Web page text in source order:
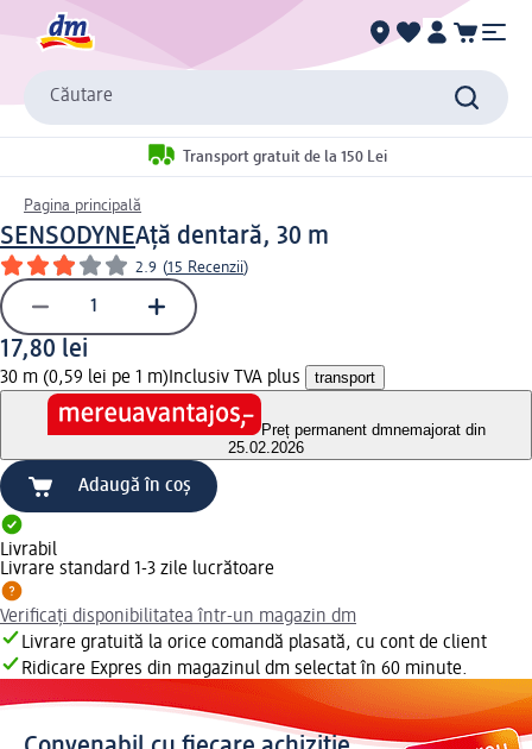
Căutare
Transport gratuit de la 150 Lei
Pagina principală
SENSODYNEAță dentară, 30 m
2.9 (15 Recenzii)
17,80 lei
30 m (0,59 lei pe 1 m) Inclusiv TVA plus transport
Preț permanent dmnemajorat din
25.02.2026
Adaugă în coș
Livrabil
Livrare standard 1-3 zile lucrătoare
Verificați disponibilitatea într-un magazin dm
Livrare gratuită la orice comandă plasată, cu cont de client
Ridicare Expres din magazinul dm selectat în 60 minute.